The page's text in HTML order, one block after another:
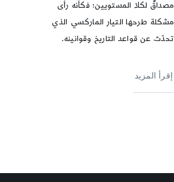
مصداقٌ لكلا المستويين؛ فكأنه رأى
مشكلة طرحها التيار الماركسي الذي
تحدّث عن قواعد التاريخ وقوانينه.
إقرأ المزيد